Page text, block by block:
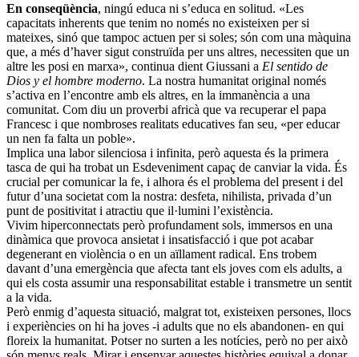
En conseqüència, ningú educa ni s’educa en solitud. «Les
capacitats inherents que tenim no només no existeixen per si
mateixes, sinó que tampoc actuen per si soles; són com una màquina
que, a més d’haver sigut construïda per uns altres, necessiten que un
altre les posi en marxa», continua dient Giussani a El sentido de
Dios y el hombre moderno. La nostra humanitat original només
s’activa en l’encontre amb els altres, en la immanència a una
comunitat. Com diu un proverbi africà que va recuperar el papa
Francesc i que nombroses realitats educatives fan seu, «per educar
un nen fa falta un poble».
Implica una labor silenciosa i infinita, però aquesta és la primera
tasca de qui ha trobat un Esdeveniment capaç de canviar la vida. És
crucial per comunicar la fe, i alhora és el problema del present i del
futur d’una societat com la nostra: desfeta, nihilista, privada d’un
punt de positivitat i atractiu que il·lumini l’existència.
Vivim hiperconnectats però profundament sols, immersos en una
dinàmica que provoca ansietat i insatisfacció i que pot acabar
degenerant en violència o en un aïllament radical. Ens trobem
davant d’una emergència que afecta tant els joves com els adults, a
qui els costa assumir una responsabilitat estable i transmetre un sentit
a la vida.
Però enmig d’aquesta situació, malgrat tot, existeixen persones, llocs
i experiències on hi ha joves -i adults que no els abandonen- en qui
floreix la humanitat. Potser no surten a les notícies, però no per això